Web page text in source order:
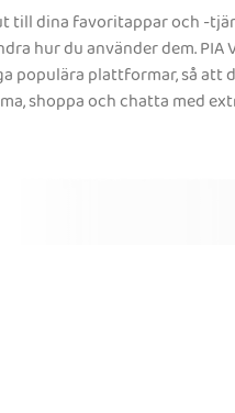
till dina favoritappar och -
hur du använder dem. PIA
populära plattformar, så att
shoppa och chatta med